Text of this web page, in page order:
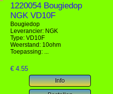
1220054 Bougiedop
NGK VD10F
Bougiedop
Leverancier: NGK
Type: VD10F
Weerstand: 10ohm
Toepassing: ...
€ 4.55